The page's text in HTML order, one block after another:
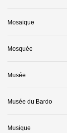
Mosaique
Mosquée
Musée
Musée du Bardo
Musique